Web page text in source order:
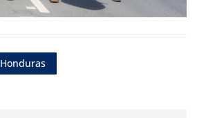
Honduras